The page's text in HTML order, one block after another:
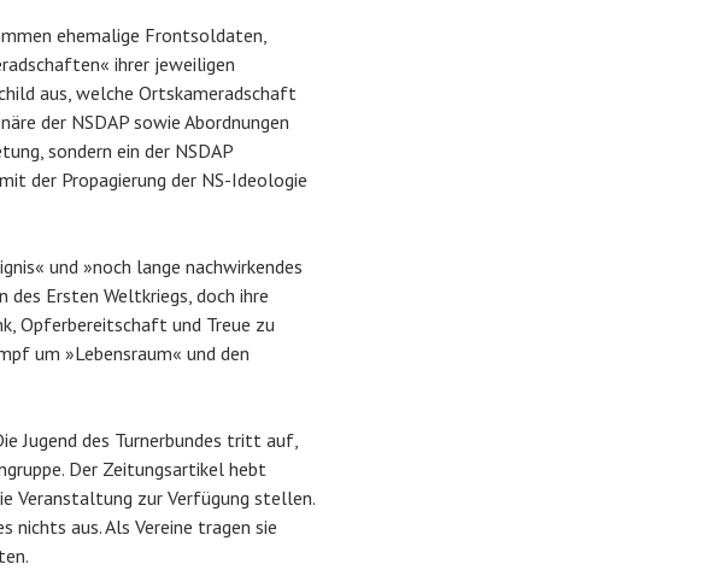
ehemalige Frontsoldaten,
ihrer jeweiligen
aus, welche Ortskameradschaft
der NSDAP sowie Abordnungen
sondern ein der NSDAP
der Propagierung der NS-Ideologie
und »noch lange nachwirkendes
des Ersten Weltkriegs, doch ihre
Opferbereitschaft und Treue zu
um »Lebensraum« und den
Jugend des Turnerbundes tritt auf,
Der Zeitungsartikel hebt
Veranstaltung zur Verfügung stellen.
nichts aus. Als Vereine tragen sie